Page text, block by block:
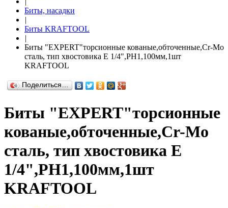
Биты, насадки
|
Биты KRAFTOOL
|
Биты "ЕХPERT"торсионные кованые,обточенные,Cr-Mo
сталь, тип хвостовика E 1/4",PH1,100мм,1шт
KRAFTOOL
Поделиться…
Биты "ЕХPERT"торсионные
кованые,обточенные,Cr-Mo
сталь, тип хвостовика E
1/4",PH1,100мм,1шт
KRAFTOOL